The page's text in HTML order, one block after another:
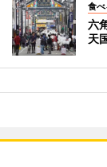
食べ
六
天